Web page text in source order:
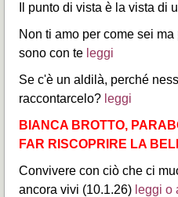
Il punto di vista è la vista di
Non ti amo per come sei
sono con te leggi
Se c'è un aldilà, perché
raccontarcelo? leggi
BIANCA BROTTO,
FAR RISCOPRIRE LA
Convivere con ciò che ci
ancora vivi (10.1.26)leggi o